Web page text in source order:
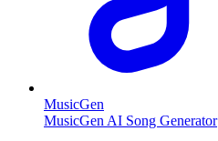
MusicGen
MusicGen AI Song Generator